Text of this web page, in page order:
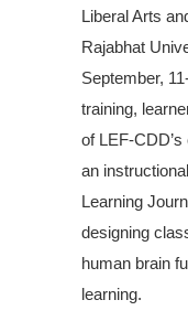
Liberal Arts
Rajabhat
September,
training,
of LEF-
an
Learning
designing
human brain
learning.